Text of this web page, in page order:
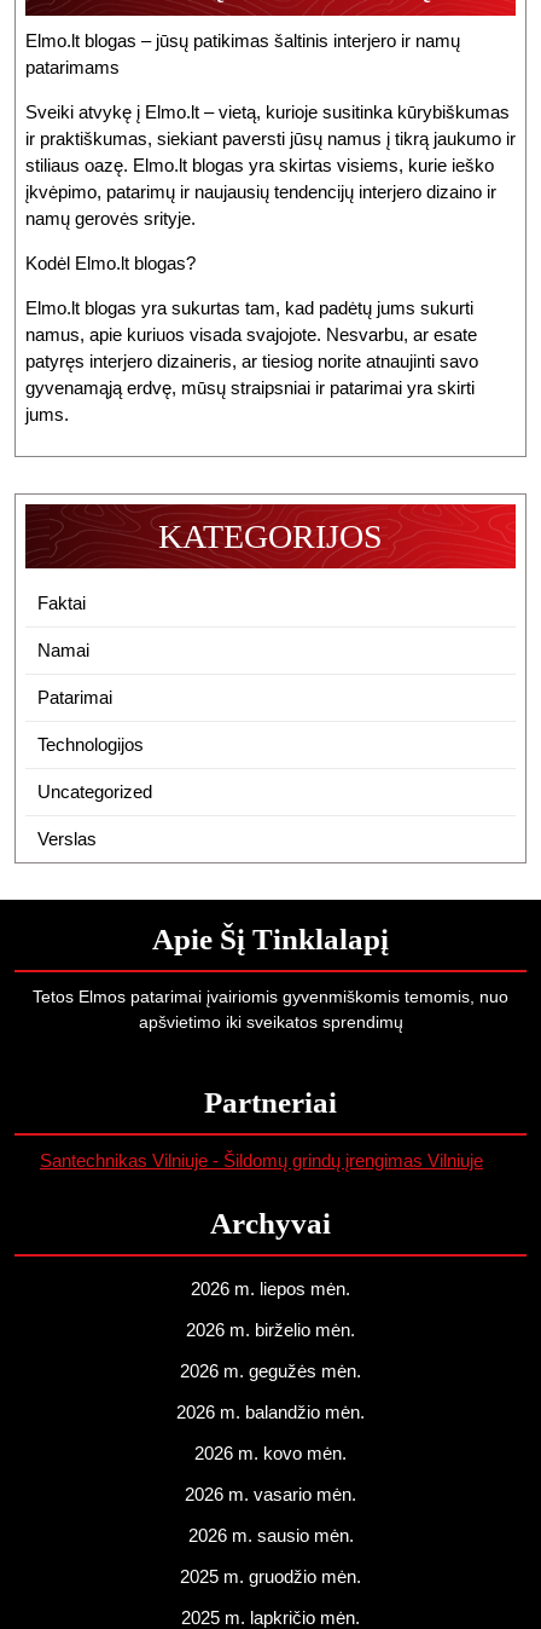
Elmo.lt blogas – jūsų patikimas šaltinis interjero ir namų
patarimams
Sveiki atvykę į Elmo.lt – vietą, kurioje susitinka kūrybiškumas
ir praktiškumas, siekiant paversti jūsų namus į tikrą jaukumo ir
stiliaus oazę. Elmo.lt blogas yra skirtas visiems, kurie ieško
įkvėpimo, patarimų ir naujausių tendencijų interjero dizaino ir
namų gerovės srityje.
Kodėl Elmo.lt blogas?
Elmo.lt blogas yra sukurtas tam, kad padėtų jums sukurti
namus, apie kuriuos visada svajojote. Nesvarbu, ar esate
patyręs interjero dizaineris, ar tiesiog norite atnaujinti savo
gyvenamąją erdvę, mūsų straipsniai ir patarimai yra skirti
jums.
KATEGORIJOS
Faktai
Namai
Patarimai
Technologijos
Uncategorized
Verslas
Apie Šį Tinklalapį
Tetos Elmos patarimai įvairiomis gyvenmiškomis temomis, nuo
apšvietimo iki sveikatos sprendimų
Partneriai
Santechnikas Vilniuje - Šildomų grindų įrengimas Vilniuje
Archyvai
2026 m. liepos mėn.
2026 m. birželio mėn.
2026 m. gegužės mėn.
2026 m. balandžio mėn.
2026 m. kovo mėn.
2026 m. vasario mėn.
2026 m. sausio mėn.
2025 m. gruodžio mėn.
2025 m. lapkričio mėn.